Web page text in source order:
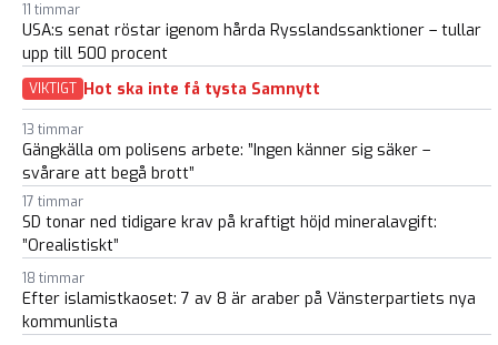
11 timmar
USA:s senat röstar igenom hårda Rysslandssanktioner – tullar
upp till 500 procent
VIKTIGT Hot ska inte få tysta Samnytt
13 timmar
Gängkälla om polisens arbete: ”Ingen känner sig säker –
svårare att begå brott”
17 timmar
SD tonar ned tidigare krav på kraftigt höjd mineralavgift:
”Orealistiskt”
18 timmar
Efter islamistkaoset: 7 av 8 är araber på Vänsterpartiets nya
kommunlista